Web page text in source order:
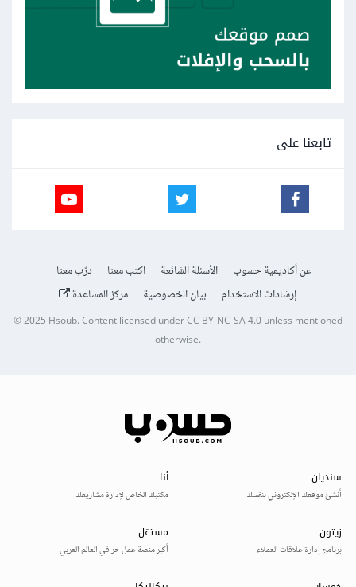
تابعنا على
عن أكاديمية حسوب الأسئلة الشائعة اكتب معنا
درّب معنا
إرشادات الاستخدام
بيان الخصوصية مركز المساعدة
© 2025Hsoub.Content licensed underCC BY-NC-SA 4.0unless mentioned
otherwise.